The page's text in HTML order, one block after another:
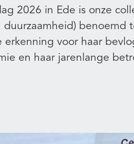
2026 in Ede is onze
benoemd
erkenning voor haar
en haar jarenlange